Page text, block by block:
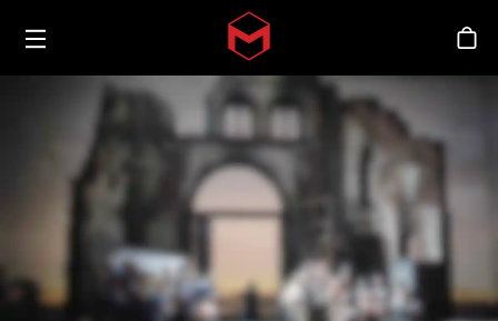
Skip to main content